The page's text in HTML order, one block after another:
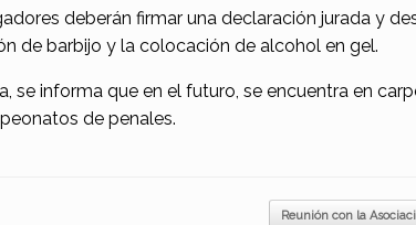
deberán firmar una declaración jurada y
de barbijo y la colocación de alcohol en gel.
se informa que en el futuro, se encuentra en
de penales.
Reunión con la